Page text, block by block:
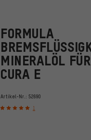
FORMULA
MINERALÖL
CURA E
Artikel-Nr.: 52690
1